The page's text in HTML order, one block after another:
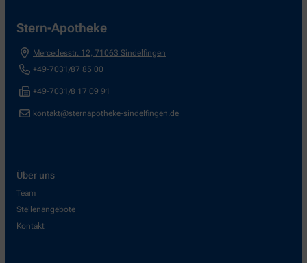
Stern-Apotheke
Mercedesstr. 12 71063 Sindelfingen
+49-7031/87 85 00
+49-7031/8 17 09 91
kontakt@sternapotheke-sindelfingen.de
Über uns
Team
Stellenangebote
Kontakt